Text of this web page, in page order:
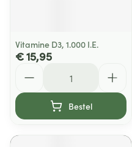
Vitamine D3, 1.000 I.E.
€ 15,95
Bestel